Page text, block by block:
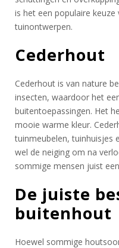
is het een populaire
tuinontwerpen.
Cederhout
Cederhout is van nature
insecten, waardoor het
buitentoepassingen. Het
mooie warme kleur.
tuinmeubelen, tuinhuisjes
wel de neiging om na
sommige mensen juist
De juiste
buitenhout
Hoewel sommige